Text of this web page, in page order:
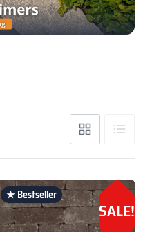
★ Bestseller
SALE!